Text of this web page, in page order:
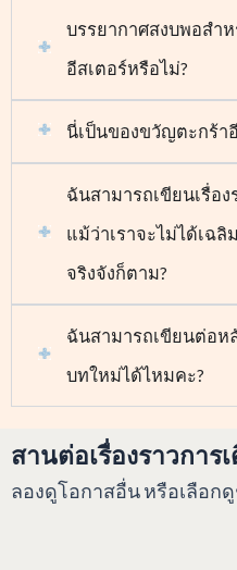
บรรยากาศสงบพอสำ
อีสเตอร์หรือไม่?
นี่เป็นของขวัญตะกร้า
ฉันสามารถเขียนเรื่อ
แม้ว่าเราจะไม่ได้เฉลิ
จริงจังก็ตาม?
ฉันสามารถเขียนต่อห
บทใหม่ได้ไหมคะ?
สานต่อเรื่องราวการ
ลองดูโอกาสอื่น หรือเลือก